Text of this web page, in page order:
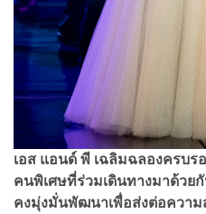
เอส แอนด์ พี เฉลิมฉลองครบร
คนพิเศษที่ร่วมเดินทางมาด้วยกั
คงมุ่งมั่นพัฒนาเพื่อส่งต่อควา